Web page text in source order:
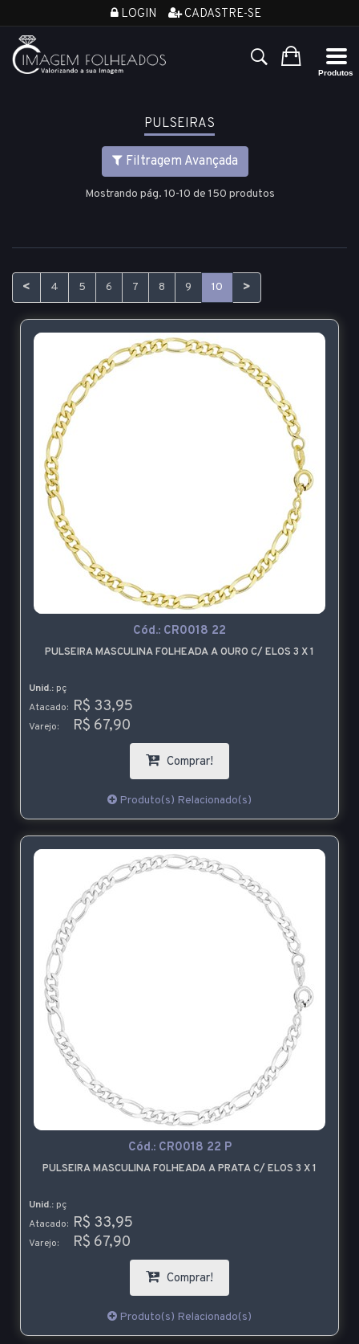
LOGIN CADASTRE-SE
PULSEIRAS
Filtragem Avançada
Mostrando pág. 10-10 de 150 produtos
< 4 5 6 7 8 9 10 >
Cód.: CR0018 22
PULSEIRA MASCULINA FOLHEADA A OURO C/ ELOS 3 X 1
Unid.: pç
Atacado: R$ 33,95
Varejo: R$ 67,90
Comprar!
Produto(s) Relacionado(s)
Cód.: CR0018 22 P
PULSEIRA MASCULINA FOLHEADA A PRATA C/ ELOS 3 X 1
Unid.: pç
Atacado: R$ 33,95
Varejo: R$ 67,90
Comprar!
Produto(s) Relacionado(s)